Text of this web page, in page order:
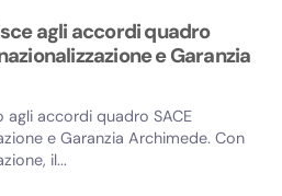
agli accordi quadro
e Garanzia
agli accordi quadro SACE
e Garanzia Archimede. Con
il...